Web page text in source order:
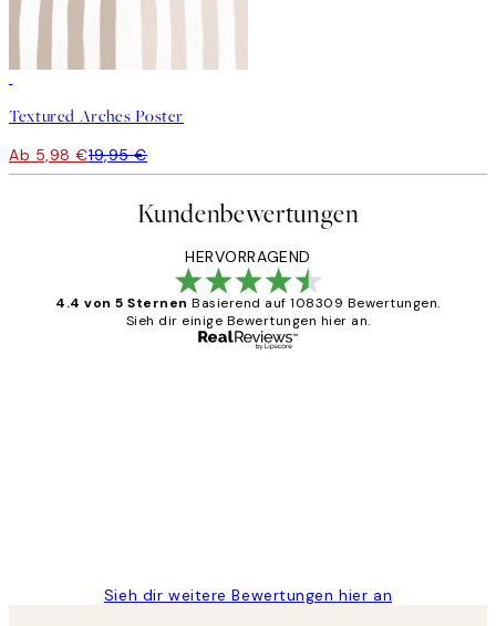
Textured Arches Poster
Ab 5,98 €19,95 €
Kundenbewertungen
HERVORRAGEND
4.4 von 5 Sternen Basierend auf 108309 Bewertungen.
Sieh dir einige Bewertungen hier an.
Sieh dir weitere Bewertungen hier an